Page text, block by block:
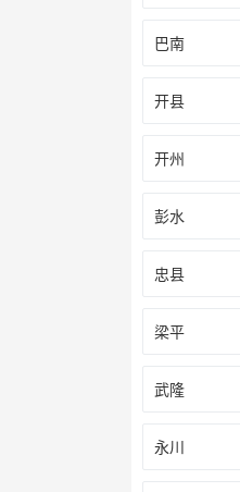
巴南
开县
开州
彭水
忠县
梁平
武隆
永川